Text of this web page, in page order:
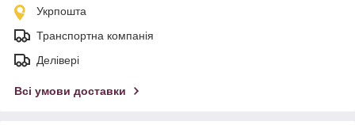
Укрпошта
Транспортна компанія
Делівері
Всі умови доставки